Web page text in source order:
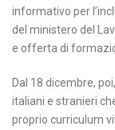
informativo per
del ministero del
e offerta di
Dal 18 dicembre,
italiani e stranieri
proprio curriculum